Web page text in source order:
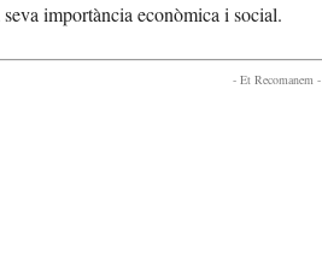
importància econòmica i social.
- Et Recomanem -